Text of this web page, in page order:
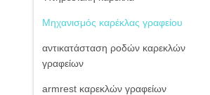
Μηχανισμός καρέκλας γραφείου
αντικατάσταση ροδών καρεκλών
γραφείων
armrest καρεκλών γραφείων